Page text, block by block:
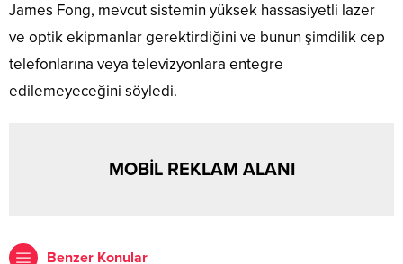
James Fong, mevcut sistemin yüksek hassasiyetli lazer
ve optik ekipmanlar gerektirdiğini ve bunun şimdilik cep
telefonlarına veya televizyonlara entegre
edilemeyeceğini söyledi.
MOBİL REKLAM ALANI
Benzer Konular